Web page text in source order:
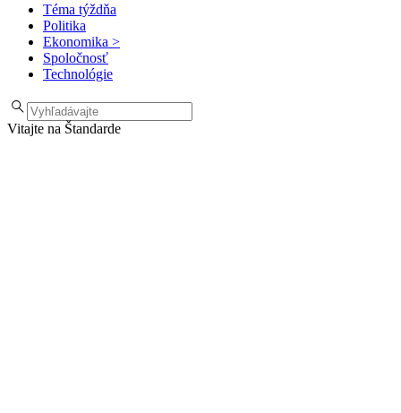
Téma týždňa
Politika
Ekonomika >
Spoločnosť
Technológie
Vitajte na Štandarde